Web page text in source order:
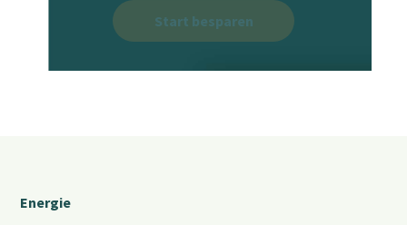
Start besparen
Energie